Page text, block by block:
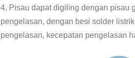
4, Pisau dapat digiling dengan pisau
pengelasan, dengan besi solder
pengelasan, kecepatan pengelasan